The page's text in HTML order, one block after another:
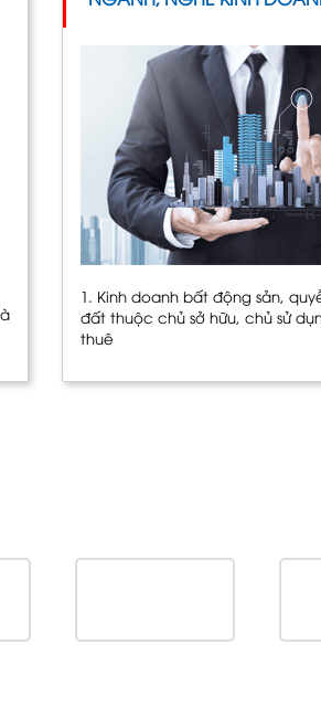
1. Kinh doanh bất động sản,
đất thuộc chủ sở hữu, chủ sử
thuê